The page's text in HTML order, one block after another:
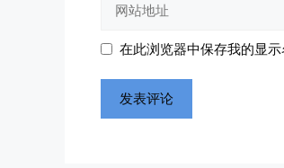
址
址
在此浏览器中保存我的显